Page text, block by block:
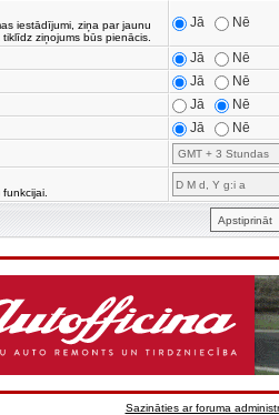
iestādījumi, ziņa par jaunu
ziņojums būs pienācis.
Jā Nē
Jā
Nē
Jā
Nē
Jā
Nē
Jā
Nē
funkcijai.
Sazināties ar foruma